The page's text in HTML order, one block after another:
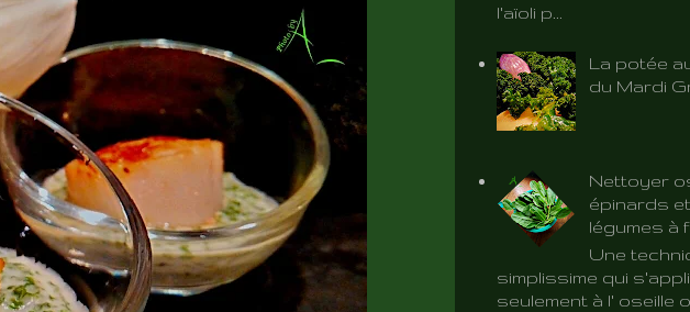
l'aïoli p...
La potée
du Mardi
Nettoyer
épinards
légumes à
Une
simplissime qui
seulement à l' oseille